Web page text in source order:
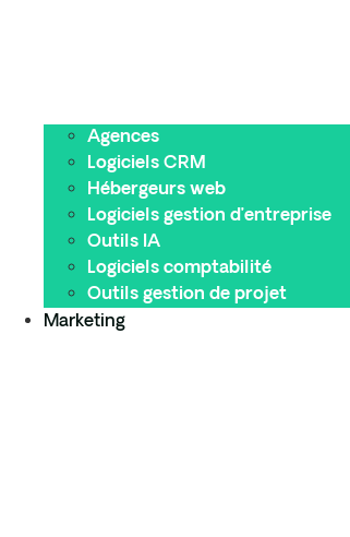
Agences
Logiciels CRM
Hébergeurs web
Logiciels gestion d’entreprise
Outils IA
Logiciels comptabilité
Outils gestion de projet
Marketing